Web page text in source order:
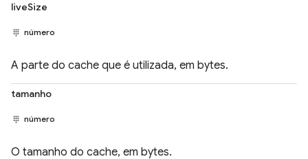
liveSize
número
A parte do cache que é utilizada, em bytes.
tamanho
número
O tamanho do cache, em bytes.